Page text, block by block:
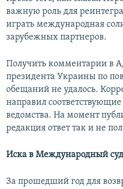
важную роль для
играть международная
зарубежных партнеров.
Получить комментарии в
президента Украины по
обещаний не удалось.
направил
ведомства. На момент
редакция ответ так и не
Иска в Международный
За прошедший год для